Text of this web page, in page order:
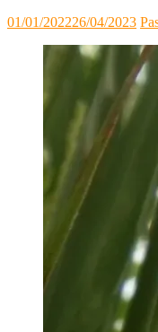
Posted
01/01/202226/04/2023